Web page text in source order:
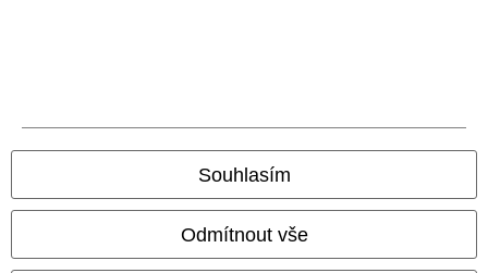
Souhlasím
Odmítnout vše
Naše online obchody
EMP International